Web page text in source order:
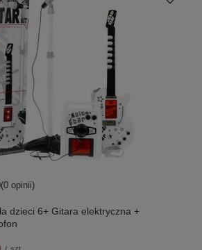
(0 opinii)
dzieci 6+ Gitara elektryczna +